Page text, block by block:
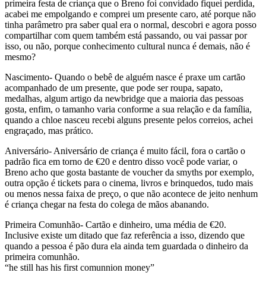
primeira festa de criança que o Breno foi convidado fiquei perdida,
acabei me empolgando e comprei um presente caro, até porque não
tinha parâmetro pra saber qual era o normal, descobri e agora posso
compartilhar com quem também está passando, ou vai passar por
isso, ou não, porque conhecimento cultural nunca é demais, não é
mesmo?
Nascimento- Quando o bebê de alguém nasce é praxe um cartão
acompanhado de um presente, que pode ser roupa, sapato,
medalhas, algum artigo da newbridge que a maioria das pessoas
gosta, enfim, o tamanho varia conforme a sua relação e da família,
quando a chloe nasceu recebi alguns presente pelos correios, achei
engraçado, mas prático.
Aniversário- Aniversário de criança é muito fácil, fora o cartão o
padrão fica em torno de €20 e dentro disso você pode variar, o
Breno acho que gosta bastante de voucher da smyths por exemplo,
outra opção é tickets para o cinema, livros e brinquedos, tudo mais
ou menos nessa faixa de preço, o que não acontece de jeito nenhum
é criança chegar na festa do colega de mãos abanando.
Primeira Comunhão- Cartão e dinheiro, uma média de €20.
Inclusive existe um ditado que faz referência a isso, dizendo que
quando a pessoa é pão dura ela ainda tem guardada o dinheiro da
primeira comunhão.
“he still has his first comunnion money”